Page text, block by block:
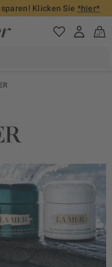
Klicken Sie *hier*